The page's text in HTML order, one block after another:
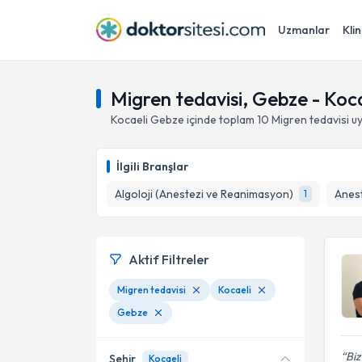
Uzmanlar
Migren tedavisi, Gebze -
Kocaeli Gebze içinde toplam 10 Migren tedavisi
İlgili Branşlar
Algoloji (Anestezi ve Reanimasyon)
1
Aktif Filtreler
Migren tedavisi
Kocaeli
Gebze
Şehir Kocaeli